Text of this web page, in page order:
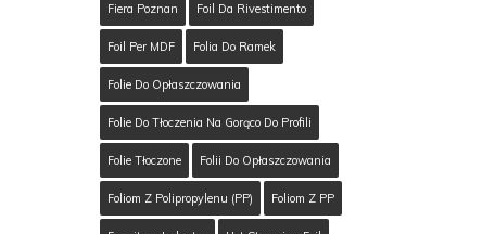
Fiera Poznan Foil Da Rivestimento
Foil Per MDF Folia Do Ramek
Folie Do Opłaszczowania
Folie Do Tłoczenia Na Gorąco Do Profili
Folie Tłoczone Folii Do Opłaszczowania
Foliom Z Polipropylenu (PP) Foliom Z PP